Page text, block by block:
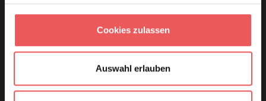
Cookies zulassen
Auswahl erlauben